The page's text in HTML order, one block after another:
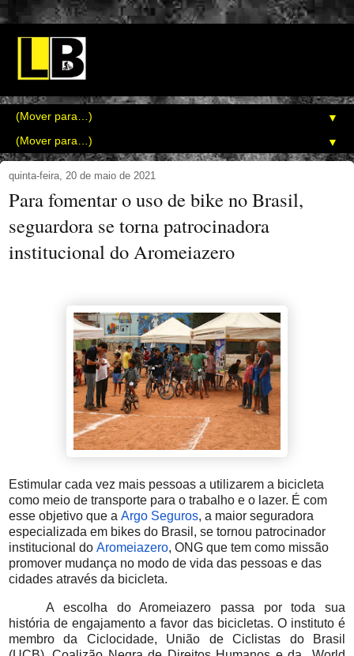
▼
▼
quinta-feira, 20 de maio de 2021
Para fomentar o uso de bike no Brasil,
seguardora se torna patrocinadora
institucional do Aromeiazero
Estimular cada vez mais pessoas a utilizarem a bicicleta
como meio de transporte para o trabalho e o lazer. É com
esse objetivo que a Argo Seguros, a maior seguradora
especializada em bikes do Brasil, se tornou patrocinador
institucional do Aromeiazero, ONG que tem como missão
promover mudança no modo de vida das pessoas e das
cidades através da bicicleta.
A escolha do Aromeiazero passa por toda sua
história de engajamento a favor das bicicletas. O instituto é
membro da Ciclocidade, União de Ciclistas do Brasil